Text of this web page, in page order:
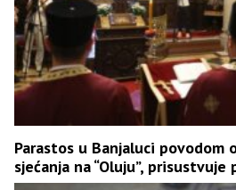
Parastos u Banjaluci povodom
sjećanja na “Oluju”, prisustvuje